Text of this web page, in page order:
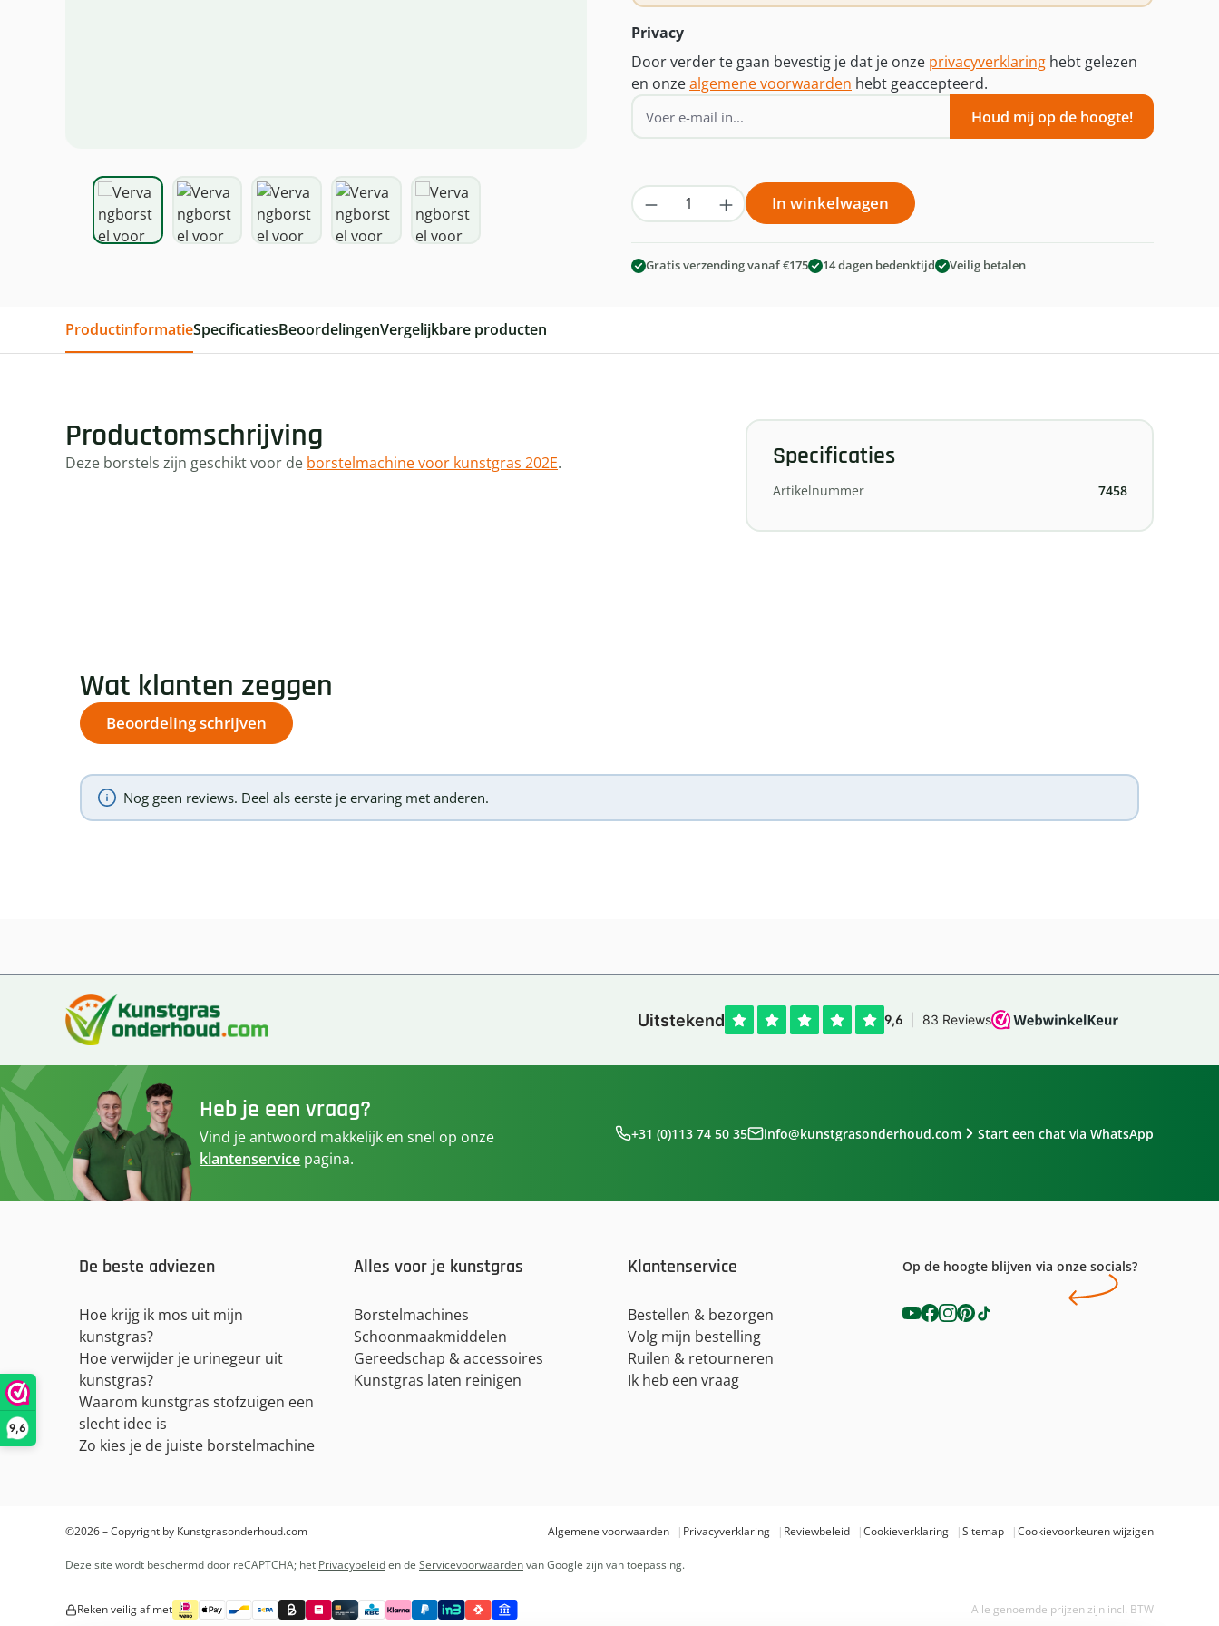
9,6
Privacy
Door verder te gaan bevestig je dat je onze privacyverklaring hebt gelezen
en onzealgemene voorwaarden hebt geaccepteerd.
Houd mij op de hoogte!
Producthoeveelheid: Voer de gewenste hoeveelheid in
In winkelwagen
Gratis verzending vanaf €175 14 dagen bedenktijd Veilig betalen
ProductinformatieSpecificatiesBeoordelingenVergelijkbare producten
Productomschrijving
Deze borstels zijn geschikt voor de borstelmachine voor kunstgras 202E. Specificaties
Artikelnummer 7458
Wat klanten zeggen
Beoordeling schrijven
Nog geen reviews. Deel als eerste je ervaring met anderen.
Heb je een vraag?
Vind je antwoord makkelijk en snel op onze
klantenservice pagina.
+31 (0)113 74 50 35 info@kunstgrasonderhoud.com Start een chat via WhatsApp
De beste adviezen
Hoe krijg ik mos uit mijn
kunstgras?
Hoe verwijder je urinegeur uit
kunstgras?
Waarom kunstgras stofzuigen een
slecht idee is
Zo kies je de juiste borstelmachine
Alles voor je kunstgras
Borstelmachines
Schoonmaakmiddelen
Gereedschap & accessoires
Kunstgras laten reinigen
Klantenservice
Bestellen & bezorgen
Volg mijn bestelling
Ruilen & retourneren
Ik heb een vraag
Op de hoogte blijven via onze socials?
©2026 – Copyright by Kunstgrasonderhoud.com Algemene voorwaarden Privacyverklaring Reviewbeleid Cookieverklaring Sitemap Cookievoorkeuren wijzigen
Deze site wordt beschermd door reCAPTCHA; het Privacybeleiden de Servicevoorwaardenvan Google zijn van toepassing.
Reken veilig af met Alle genoemde prijzen zijn incl. BTW